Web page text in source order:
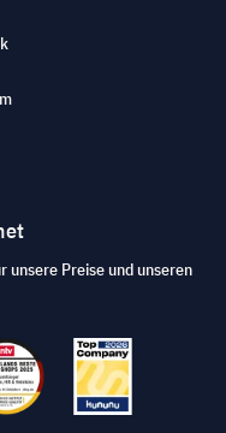
unsere Preise und unseren